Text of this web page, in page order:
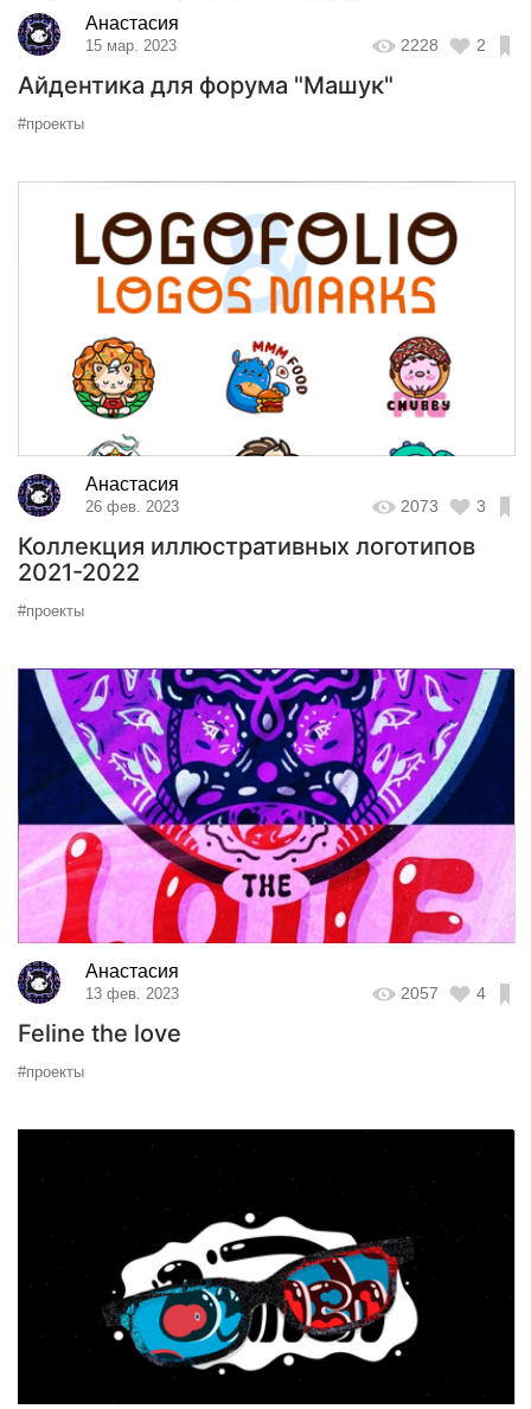
Анастасия
15 мар. 2023 2228 2
Айдентика для форума "Машук"
#проекты
Анастасия
26 фев. 2023 2073 3
Коллекция иллюстративных логотипов
2021-2022
#проекты
Анастасия
13 фев. 2023 2057 4
Feline the love
#проекты